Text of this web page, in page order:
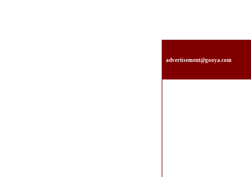
advertisement@gooya.com